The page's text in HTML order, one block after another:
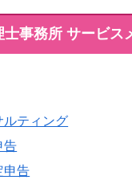
士事務所 サービス
ルティング
告
申告